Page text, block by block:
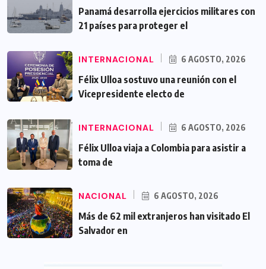
Panamá desarrolla ejercicios militares con
21 países para proteger el
INTERNACIONAL 6 AGOSTO, 2026
Félix Ulloa sostuvo una reunión con el
Vicepresidente electo de
INTERNACIONAL 6 AGOSTO, 2026
Félix Ulloa viaja a Colombia para asistir a
toma de
NACIONAL 6 AGOSTO, 2026
Más de 62 mil extranjeros han visitado El
Salvador en